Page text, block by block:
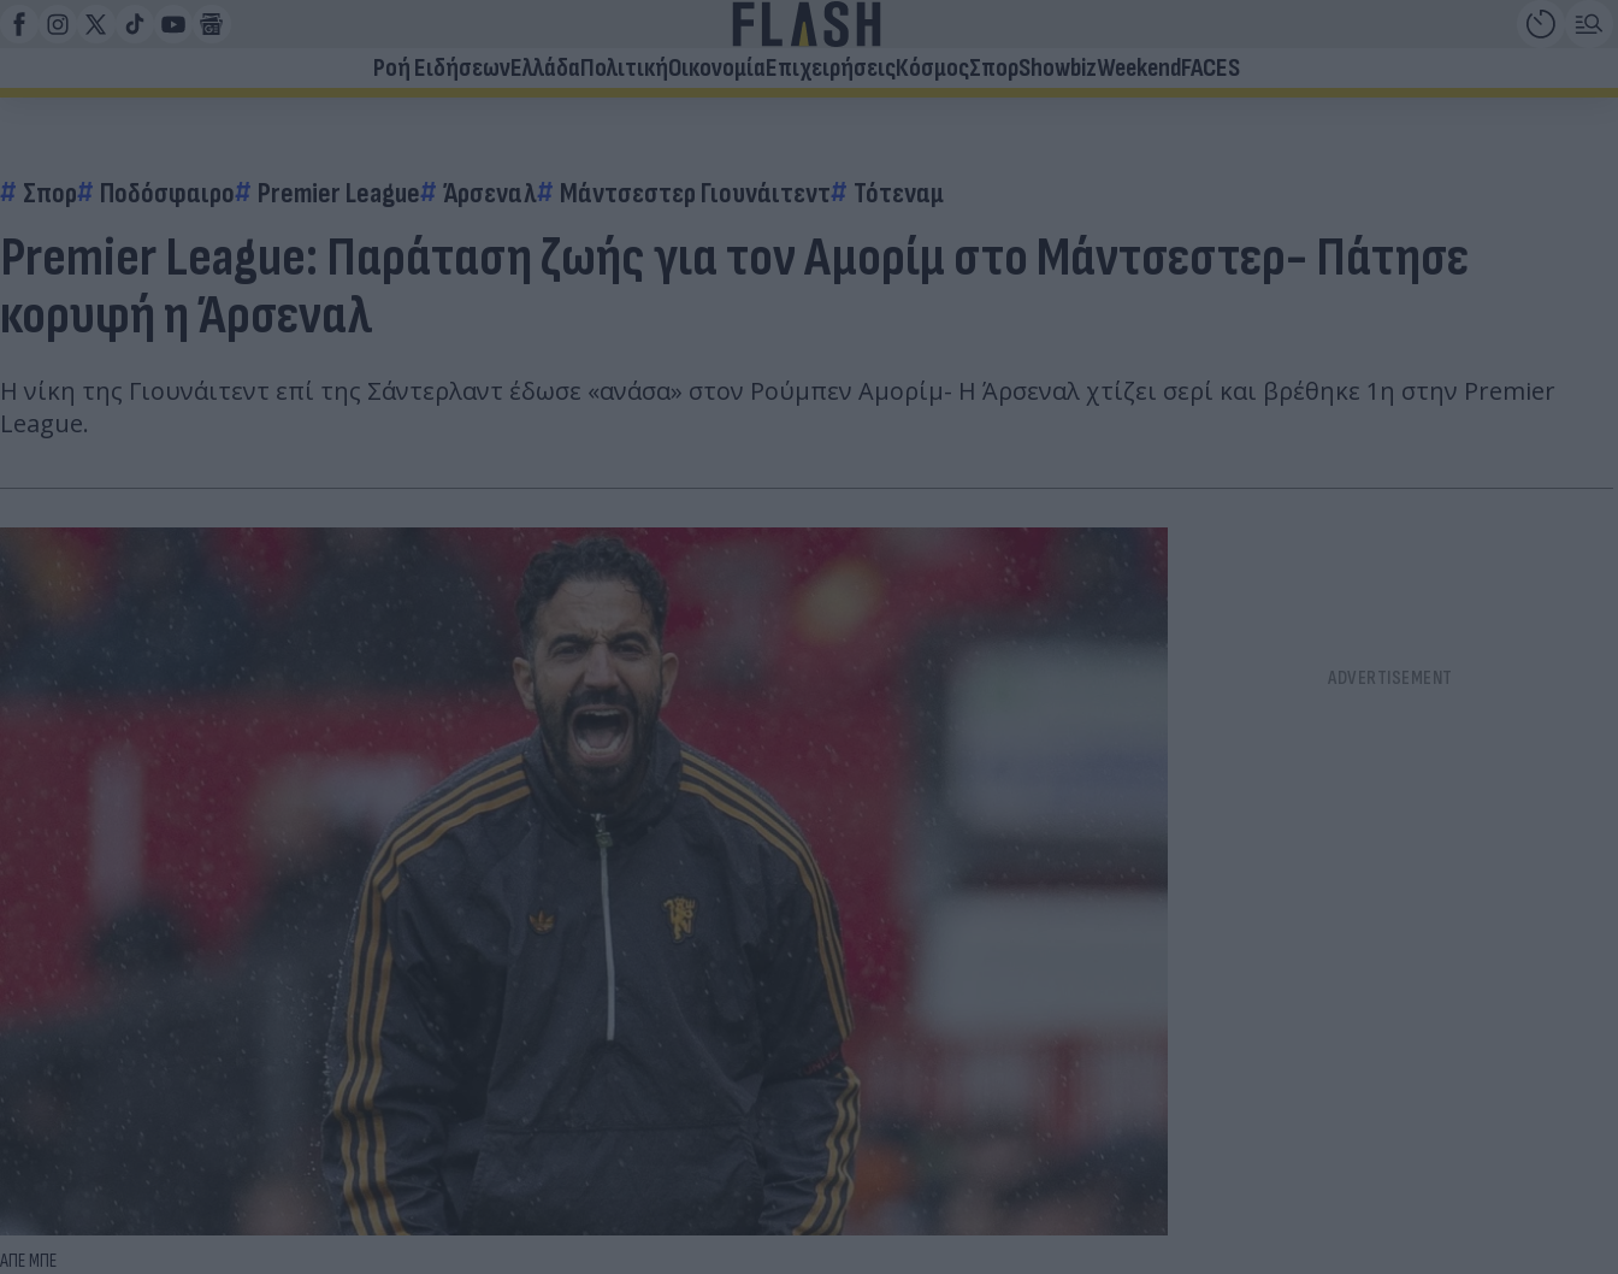
Ροή ΕιδήσεωνΕλλάδαΠολιτικήΟικονομίαΕπιχειρήσειςΚόσμοςΣπορShowbizWeekendFACES
Σπορ Ποδόσφαιρο Premier League Άρσεναλ Μάντσεστερ Γιουνάιτεντ Τότεναμ
Premier League: Παράταση ζωής για τον Αμορίμ στο Μάντσεστερ- Πάτησε
κορυφή η Άρσεναλ
Η νίκη της Γιουνάιτεντ επί της Σάντερλαντ έδωσε «ανάσα» στον Ρούμπεν Αμορίμ- Η Άρσεναλ χτίζει σερί και βρέθηκε 1η στην Premier
League.
AΠΕ ΜΠΕ